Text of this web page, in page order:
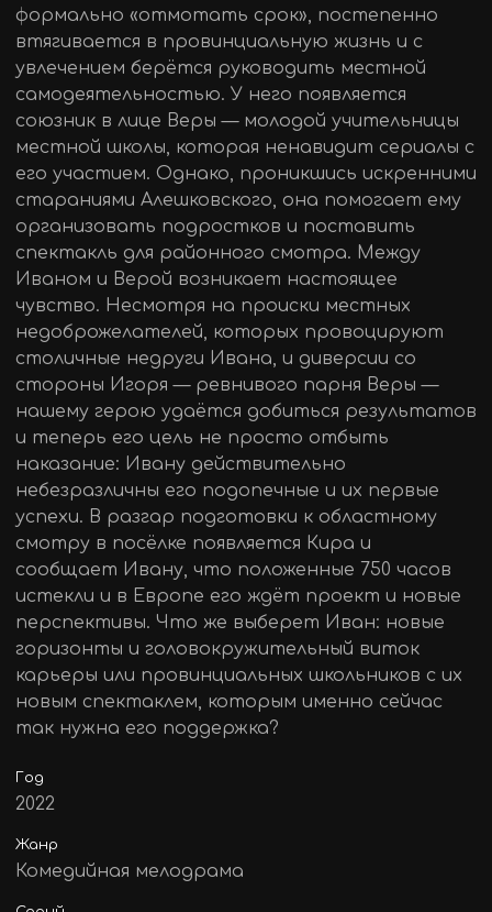
формально «отмотать срок», постепенно
втягивается в провинциальную жизнь и с
увлечением берётся руководить местной
самодеятельностью. У него появляется
союзник в лице Веры — молодой учительницы
местной школы, которая ненавидит сериалы с
его участием. Однако, проникшись искренними
стараниями Алешковского, она помогает ему
организовать подростков и поставить
спектакль для районного смотра. Между
Иваном и Верой возникает настоящее
чувство. Несмотря на происки местных
недоброжелателей, которых провоцируют
столичные недруги Ивана, и диверсии со
стороны Игоря — ревнивого парня Веры —
нашему герою удаётся добиться результатов
и теперь его цель не просто отбыть
наказание: Ивану действительно
небезразличны его подопечные и их первые
успехи. В разгар подготовки к областному
смотру в посёлке появляется Кира и
сообщает Ивану, что положенные 750 часов
истекли и в Европе его ждёт проект и новые
перспективы. Что же выберет Иван: новые
горизонты и головокружительный виток
карьеры или провинциальных школьников с их
новым спектаклем, которым именно сейчас
так нужна его поддержка?
Год
2022
Жанр
Комедийная мелодрама